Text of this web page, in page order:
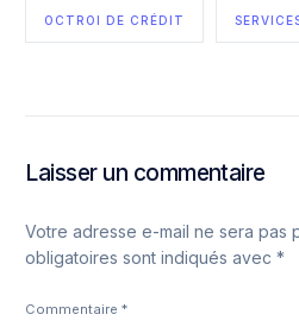
OCTROI DE CRÉDIT
Laisser un commentaire
Votre adresse e-mail ne sera pas
obligatoires sont indiqués avec*
Commentaire*